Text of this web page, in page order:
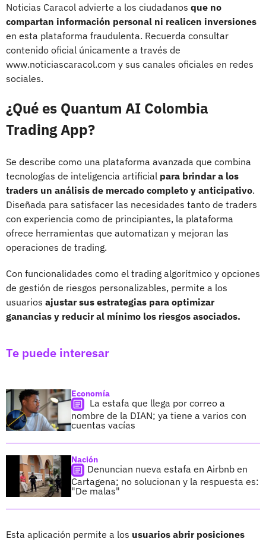
Noticias Caracol advierte a los ciudadanos que no
compartan información personal ni realicen inversiones
en esta plataforma fraudulenta. Recuerda consultar
contenido oficial únicamente a través de
www.noticiascaracol.com y sus canales oficiales en redes
sociales.
¿Qué es Quantum AI Colombia
Trading App?
Se describe como una plataforma avanzada que combina
tecnologías de inteligencia artificial para brindar a los
traders un análisis de mercado completo y anticipativo.
Diseñada para satisfacer las necesidades tanto de traders
con experiencia como de principiantes, la plataforma
ofrece herramientas que automatizan y mejoran las
operaciones de trading.
Con funcionalidades como el trading algorítmico y opciones
de gestión de riesgos personalizables, permite a los
usuarios ajustar sus estrategias para optimizar
ganancias y reducir al mínimo los riesgos asociados.
Te puede interesar
Economía
La estafa que llega por correo a
nombre de la DIAN; ya tiene a varios con
cuentas vacías
Nación
Denuncian nueva estafa en Airbnb en
Cartagena; no solucionan y la respuesta es:
"De malas"
Esta aplicación permite a los usuarios abrir posiciones